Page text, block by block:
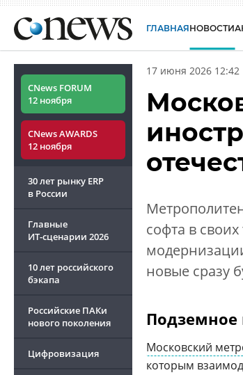
ГЛАВНАЯНОВОСТИ
CNews FORUM
12 ноября
CNews AWARDS
12 ноября
30 лет рынку ERP
в России
Главные
ИТ-сценарии 2026
10 лет российского
бэкапа
Российские ПАКи
нового поколения
Цифровизация
17 июня 2026 12:42
софта в
новые сразу
Московский
которым